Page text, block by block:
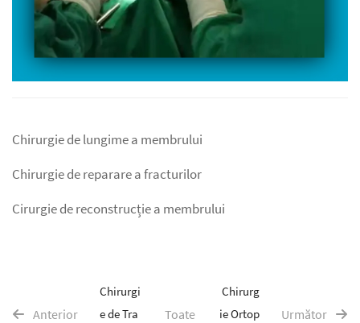
Chirurgie de lungime a membrului
Chirurgie de reparare a fracturilor
Cirurgie de reconstrucție a membrului
Anterior
Chirurgi
e de Tra
Toate Următor
Chirurg
ie Ortop